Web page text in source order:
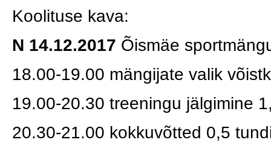
Koolituse kava:
N 14.12.2017 Õismäe
18.00-19.00 mängijate valik
19.00-20.30 treeningu jälgimine
20.30-21.00 kokkuvõtted 0,5